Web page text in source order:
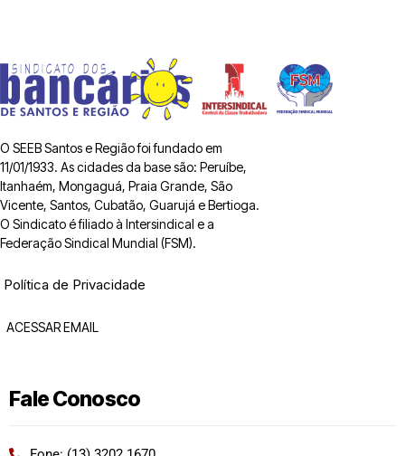
O SEEB Santos e Região foi fundado em
11/01/1933. As cidades da base são: Peruíbe,
Itanhaém, Mongaguá, Praia Grande, São
Vicente, Santos, Cubatão, Guarujá e Bertioga.
O Sindicato é filiado à Intersindical e a
Federação Sindical Mundial (FSM).
Política de Privacidade
ACESSAR EMAIL
Fale Conosco